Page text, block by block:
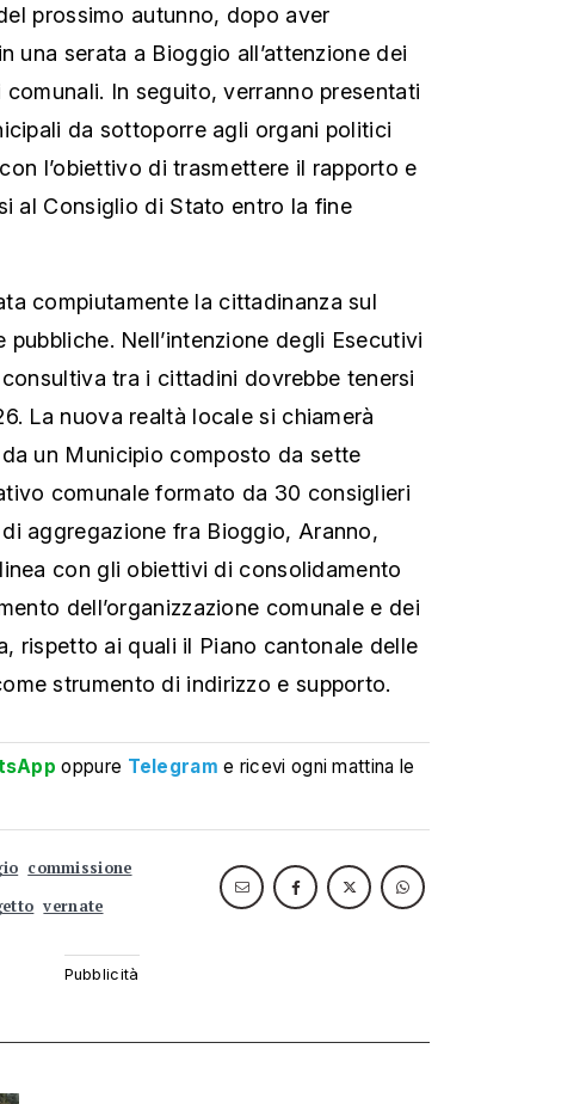
prossimo autunno, dopo aver
una serata a Bioggio all’attenzione dei
In seguito, verranno presentati
da sottoporre agli organi politici
l’obiettivo di trasmettere il rapporto e
al Consiglio di Stato entro la fine
compiutamente la cittadinanza sul
Nell’intenzione degli Esecutivi
tra i cittadini dovrebbe tenersi
La nuova realtà locale si chiamerà
un Municipio composto da sette
comunale formato da 30 consiglieri
aggregazione fra Bioggio, Aranno,
con gli obiettivi di consolidamento
dell’organizzazione comunale e dei
rispetto ai quali il Piano cantonale delle
strumento di indirizzo e supporto.
oppure Telegram e ricevi ogni mattina le
commissione
vernate